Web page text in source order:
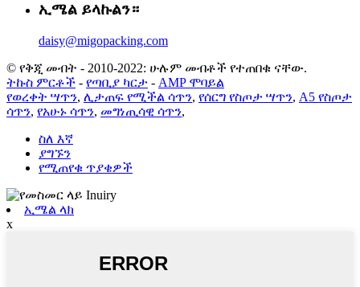
ኢሜል ይላኩልን።
daisy@migopacking.com
© የቅጂ መብት - 2010-2022: ሁሉም መብቶች የተጠበቁ ናቸው.
ትኩስ ምርቶች - የጣቢያ ካርታ - AMP ሞባይል
የወረቀት ሣጥን, ሊታጠፍ የሚችል ሳጥን, የሰርግ የስጦታ ሣጥን, A5 የስጦታ
ሳጥን, የአሁኑ ሳጥን, መግነጢሳዊ ሳጥን,
ስለ እኛ
ያግኙን
የሚጠየቁ ጥያቄዎች
ኢሜል ላክ
x